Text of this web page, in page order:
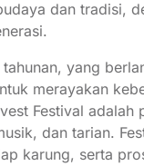
dan tradisi,
yang
merayakan
Festival adalah
dan tarian.
karung, serta